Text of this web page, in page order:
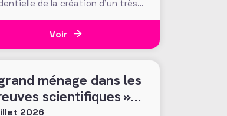
de la création d’un très
en moins d’une semaine par la
Voir
ménage dans les
scientifiques »
2026